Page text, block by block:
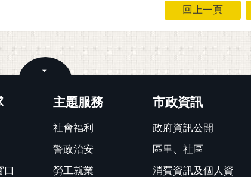
回上一頁
口
主題服務
社會福利
警政治安
勞工就業
市政資訊
政府資訊公開
區里、社區
消費資訊及個人資